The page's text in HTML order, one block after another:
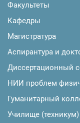
Факультеты
Кафедры
Магистратура
Аспирантура и
Диссертационный
НИИ проблем
Гуманитарный
Училище